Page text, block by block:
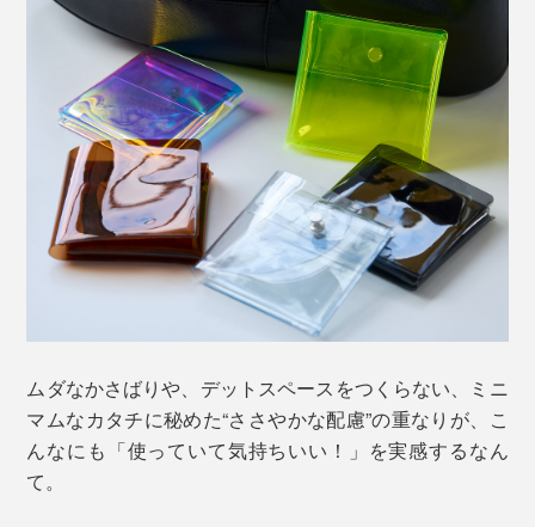
ムダなかさばりや、デットスペースをつくらない、ミニ
マムなカタチに秘めた“ささやかな配慮”の重なりが、こ
んなにも「使っていて気持ちいい！」を実感するなん
て。